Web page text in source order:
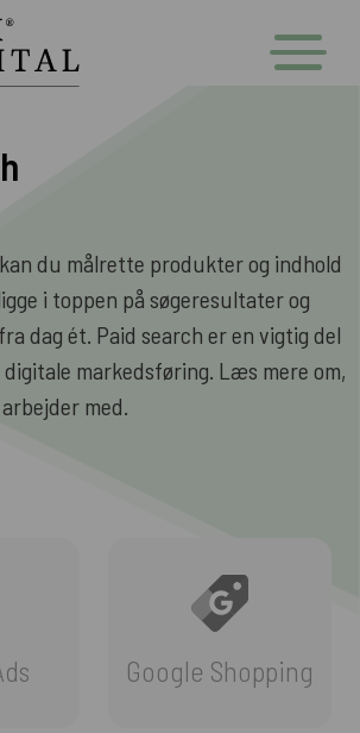
du målrette produkter og indhold
i toppen på søgeresultater og
dag ét. Paid search er en vigtig del
markedsføring. Læs mere om,
med.
Google Shopping